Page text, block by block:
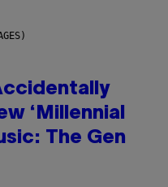
‘Millennial
The Gen